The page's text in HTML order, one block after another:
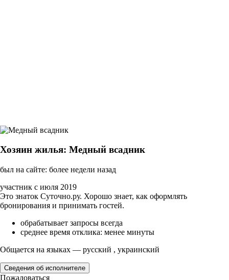
Хозяин жилья: Медный всадник
был на сайте: более недели назад
участник с июля 2019
Это знаток Суточно.ру. Хорошо знает, как оформлять
бронирования и принимать гостей.
обрабатывает запросы всегда
среднее время отклика: менее минуты
Общается на языках — русский , украинский
Сведения об исполнителе
Пожаловаться